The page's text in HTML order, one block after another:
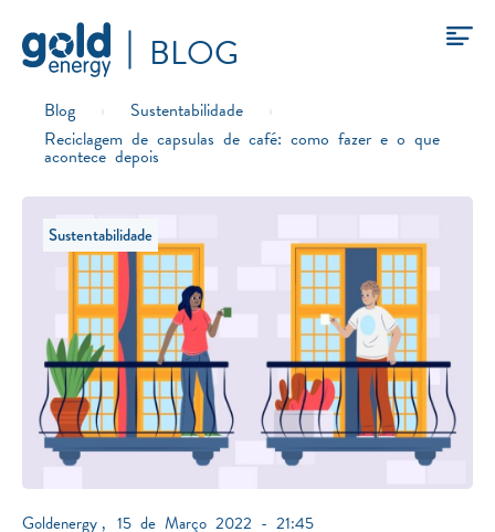
BLOG
Blog › Sustentabilidade
›
Reciclagem de capsulas de café: como fazer e o que
acontece depois
Sustentabilidade
Goldenergy 15 de Março 2022 - 21:45